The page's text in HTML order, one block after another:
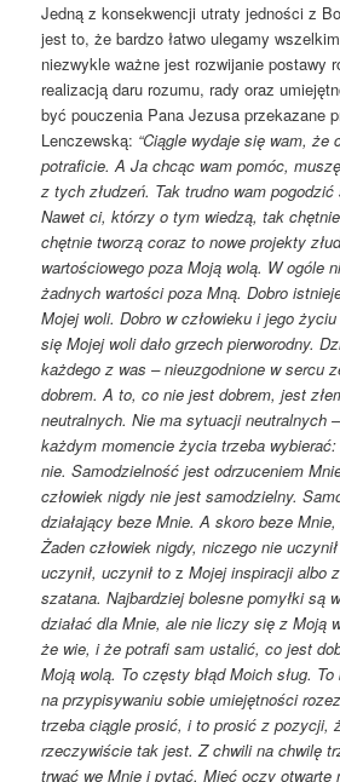
Jedną z konsekwencji utraty jedności z
jest to, że bardzo łatwo ulegamy
niezwykle ważne jest rozwijanie postawy
realizacją daru rozumu, rady oraz
być pouczenia Pana Jezusa przekazane
Lenczewską: “Ciągle wydaje się wam,
potraficie. A Ja chcąc wam pomóc,
z tych złudzeń. Tak trudno wam pogodzić
Nawet ci, którzy o tym wiedzą, tak chętnie
chętnie tworzą coraz to nowe projekty
wartościowego poza Moją wolą. W ogóle
żadnych wartości poza Mną. Dobro
Mojej woli. Dobro w człowieku i jego
się Mojej woli dało grzech pierworodny.
każdego z was – nieuzgodnione w sercu
dobrem. A to, co nie jest dobrem, jest
neutralnych. Nie ma sytuacji neutralnych
każdym momencie życia trzeba
nie. Samodzielność jest odrzuceniem
człowiek nigdy nie jest samodzielny.
działający beze Mnie. A skoro beze
Żaden człowiek nigdy, niczego nie
uczynił, uczynił to zMojej inspiracji albo
szatana. Najbardziej bolesne pomyłki są
działać dla Mnie, ale nie liczy się z Moją
że wie, i że potrafi sam ustalić, co jest
Moją wolą. To częsty błąd Moich sług.
na przypisywaniu sobie umiejętności
trzeba ciągle prosić, i to prosić z pozycji,
rzeczywiście tak jest. Z chwili na chwilę
trwać we Mnie i pytać. Mieć oczy otwarte